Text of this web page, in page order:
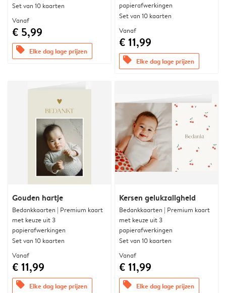
Set van 10 kaarten
Vanaf
€ 5,99
offers Elke dag lage prijzen
papierafwerkingen
Set van 10 kaarten
Vanaf
€ 11,99
offers Elke dag lage prijzen
Gouden hartje
Bedankkaarten | Premium kaart
met keuze uit 3
papierafwerkingen
Set van 10 kaarten
Vanaf
€ 11,99
offers Elke dag lage prijzen
Kersen gelukzaligheid
Bedankkaarten | Premium kaart
met keuze uit 3
papierafwerkingen
Set van 10 kaarten
Vanaf
€ 11,99
offers Elke dag lage prijzen